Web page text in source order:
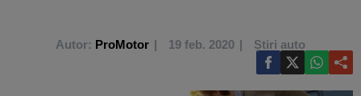
Autor: ProMotor 19 feb. 2020 Știri auto